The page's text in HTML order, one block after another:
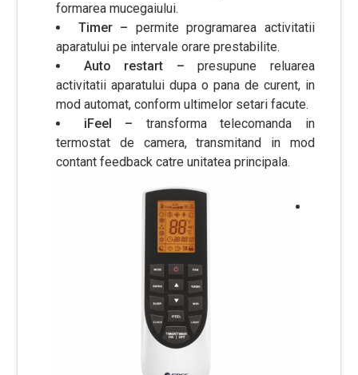
formarea mucegaiului.
Timer – permite programarea activitatii
aparatului pe intervale orare prestabilite.
Auto restart –presupune reluarea
activitatii aparatului dupa o pana de curent, in
mod automat, conform ultimelor setari facute.
iFeel – transforma telecomanda in
termostat de camera, transmitand in mod
contant feedback catre unitatea principala.